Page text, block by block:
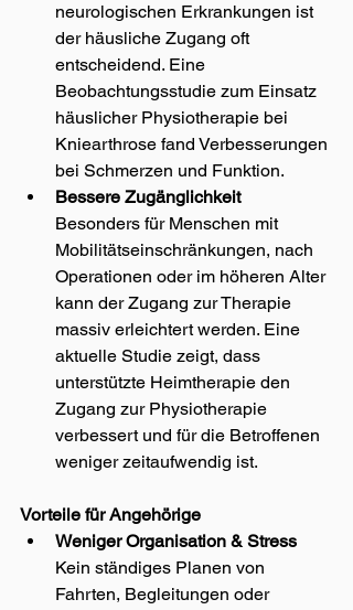
neurologischen Erkrankungen ist
der häusliche Zugang oft
entscheidend. Eine
Beobachtungsstudie zum Einsatz
häuslicher Physiotherapie bei
Kniearthrose fand Verbesserungen
bei Schmerzen und Funktion.
Bessere Zugänglichkeit
Besonders für Menschen mit
Mobilitätseinschränkungen, nach
Operationen oder im höheren Alter
kann der Zugang zur Therapie
massiv erleichtert werden. Eine
aktuelle Studie zeigt, dass
unterstützte Heimtherapie den
Zugang zur Physiotherapie
verbessert und für die Betroffenen
weniger zeitaufwendig ist.
Vorteile für Angehörige
Weniger Organisation & Stress
Kein ständiges Planen von
Fahrten, Begleitungen oder